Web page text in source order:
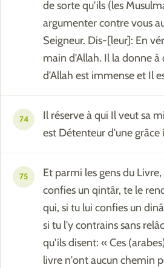
de sorte qu'ils (les
argumenter contre vous
Seigneur. Dis-[leur]: En
main d'Allah. Il la donne à
d'Allah est immense et Il
74
Il réserve à qui Il veut sa
est Détenteur d'une grâce
75
Et parmi les gens du
confies un qintâr, te le
qui, si tu lui confies un
si tu l'y contrains sans
qu'ils disent: « Ces
livre n'ont aucun chemin